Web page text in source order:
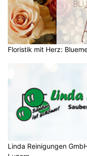
Floristik mit Herz:
Linda Reinigungen